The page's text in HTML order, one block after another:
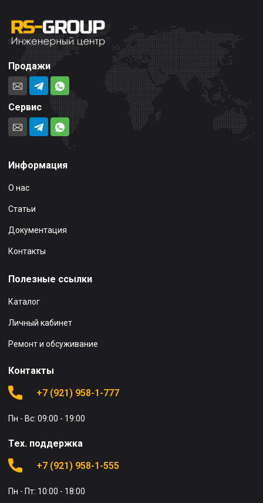
Продажи
Сервис
Информация
О нас
Статьи
Документация
Контакты
Полезные ссылки
Каталог
Личный кабинет
Ремонт и обсуживание
Контакты
+7 (921) 958-1-777
Пн - Вс: 09:00 - 19:00
Тех. поддержка
+7 (921) 958-1-555
Пн - Пт: 10:00 - 18:00